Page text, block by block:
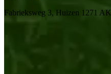
Fabrieksweg 3, Huizen 1271 AK